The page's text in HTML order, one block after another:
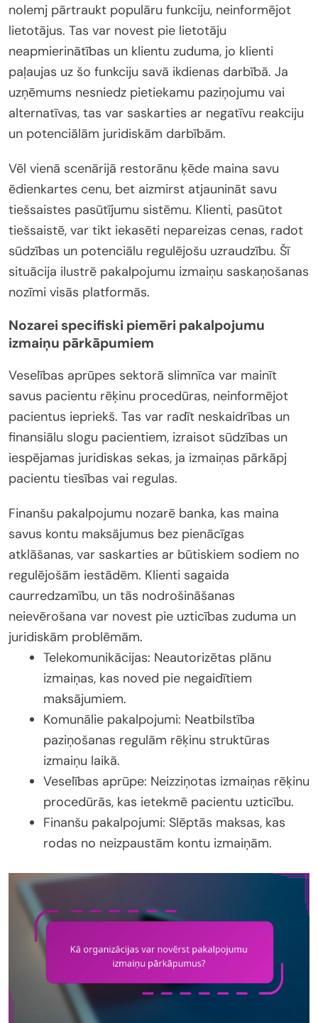
nolemj pārtraukt populāru funkciju, neinformējot
lietotājus. Tas var novest pie lietotāju
neapmierinātības un klientu zuduma, jo klienti
paļaujas uz šo funkciju savā ikdienas darbībā. Ja
uzņēmums nesniedz pietiekamu paziņojumu vai
alternatīvas, tas var saskarties ar negatīvu reakciju
un potenciālām juridiskām darbībām.
Vēl vienā scenārijā restorānu ķēde maina savu
ēdienkartes cenu, bet aizmirst atjaunināt savu
tiešsaistes pasūtījumu sistēmu. Klienti, pasūtot
tiešsaistē, var tikt iekasēti nepareizas cenas, radot
sūdzības un potenciālu regulējošu uzraudzību. Šī
situācija ilustrē pakalpojumu izmaiņu saskaņošanas
nozīmi visās platformās.
Nozarei specifiski piemēri pakalpojumu
izmaiņu pārkāpumiem
Veselības aprūpes sektorā slimnīca var mainīt
savus pacientu rēķinu procedūras, neinformējot
pacientus iepriekš. Tas var radīt neskaidrības un
finansiālu slogu pacientiem, izraisot sūdzības un
iespējamas juridiskas sekas, ja izmaiņas pārkāpj
pacientu tiesības vai regulas.
Finanšu pakalpojumu nozarē banka, kas maina
savus kontu maksājumus bez pienācīgas
atklāšanas, var saskarties ar būtiskiem sodiem no
regulējošām iestādēm. Klienti sagaida
caurredzamību, un tās nodrošināšanas
neievērošana var novest pie uzticības zuduma un
juridiskām problēmām.
Telekomunikācijas: Neautorizētas plānu
izmaiņas, kas noved pie negaidītiem
maksājumiem.
Komunālie pakalpojumi: Neatbilstība
paziņošanas regulām rēķinu struktūras
izmaiņu laikā.
Veselības aprūpe: Neizziņotas izmaiņas rēķinu
procedūrās, kas ietekmē pacientu uzticību.
Finanšu pakalpojumi: Slēptās maksas, kas
rodas no neizpaustām kontu izmaiņām.